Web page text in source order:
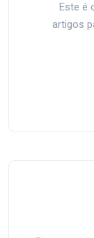
Este é
artigos